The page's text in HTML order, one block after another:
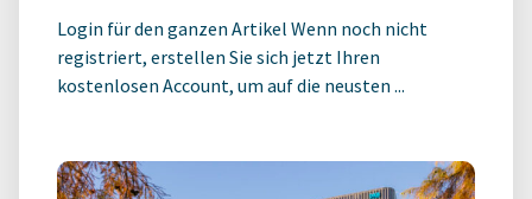
Login für den ganzen Artikel Wenn noch nicht
registriert, erstellen Sie sich jetzt Ihren
kostenlosen Account, um auf die neusten ...